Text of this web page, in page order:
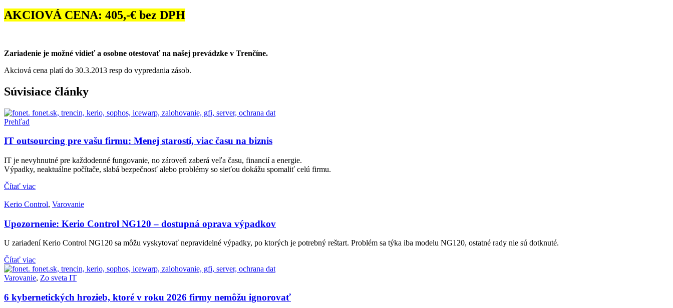
AKCIOVÁ CENA: 405,-€ bez DPH
Zariadenie je možné vidieť a osobne otestovať na našej prevádzke v Trenčíne.
Akciová cena platí do 30.3.2013 resp do vypredania zásob.
Súvisiace články
Prehľad
IT outsourcing pre vašu firmu: Menej starostí, viac času na biznis
IT je nevyhnutné pre každodenné fungovanie, no zároveň zaberá veľa času, financií a energie.
Výpadky, neaktuálne počítače, slabá bezpečnosť alebo problémy so sieťou dokážu spomaliť celú firmu.
Čítať viac
Kerio Control, Varovanie
Upozornenie: Kerio Control NG120 – dostupná oprava výpadkov
U zariadení Kerio Control NG120 sa môžu vyskytovať nepravidelné výpadky, po ktorých je potrebný reštart. Problém sa týka iba modelu NG120, ostatné rady nie sú dotknuté.
Čítať viac
Varovanie, Zo sveta IT
6 kybernetických hrozieb, ktoré v roku 2026 firmy nemôžu ignorovať